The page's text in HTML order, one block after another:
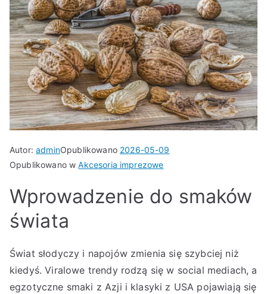
Autor:adminOpublikowano 2026-05-09
Opublikowano wAkcesoria imprezowe
Wprowadzenie do smaków
świata
Świat słodyczy i napojów zmienia się szybciej niż
kiedyś. Viralowe trendy rodzą się w social mediach, a
egzotyczne smaki z Azji i klasyki z USA pojawiają się